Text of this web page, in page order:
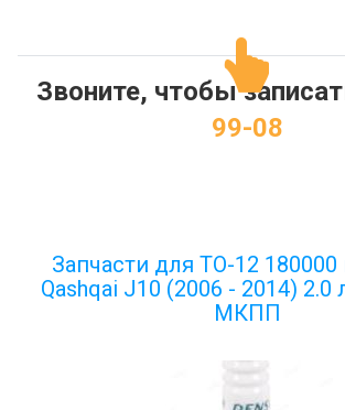
Звоните, чтобы
99-08
Запчасти для ТО-12 180000
Qashqai J10 (2006 - 2014) 2.0
МКПП